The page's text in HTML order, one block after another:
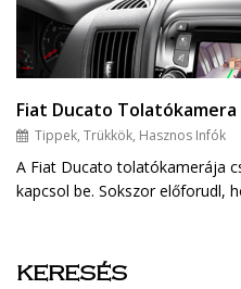
Fiat Ducato Tolatókamera
Tippek, Trükkök, Hasznos Infók
A Fiat Ducato tolatókamerája
kapcsol be. Sokszor előforudl,
KERESÉS